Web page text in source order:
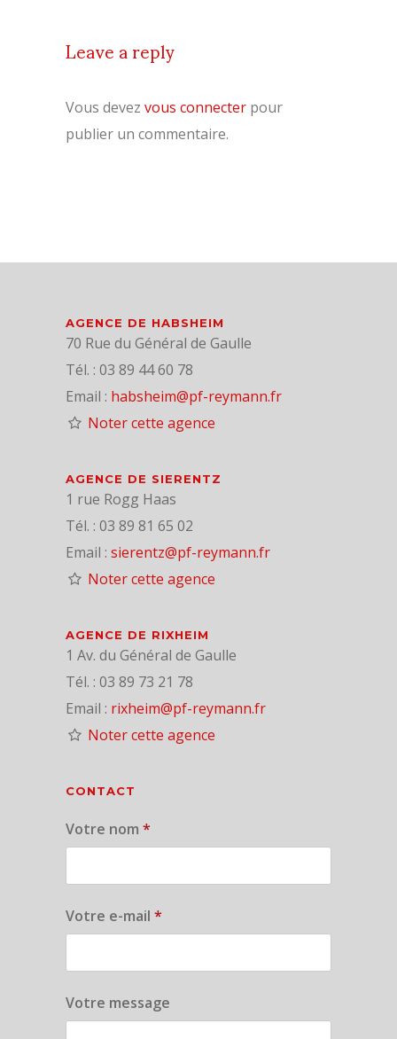
Leave a reply
Vous devez vous connecter pour
publier un commentaire.
AGENCE DE HABSHEIM
70 Rue du Général de Gaulle
Tél. : 03 89 44 60 78
Email : habsheim@pf-reymann.fr
Noter cette agence
AGENCE DE SIERENTZ
1 rue Rogg Haas
Tél. : 03 89 81 65 02
Email : sierentz@pf-reymann.fr
Noter cette agence
AGENCE DE RIXHEIM
1 Av. du Général de Gaulle
Tél. : 03 89 73 21 78
Email : rixheim@pf-reymann.fr
Noter cette agence
CONTACT
Votre nom *
Votre e-mail *
Votre message